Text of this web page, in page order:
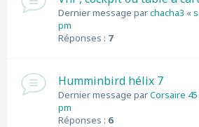
Dernier message parchacha3 «
pm
Réponses : 7
Humminbird hélix 7
Dernier message parCorsaire 45
pm
Réponses : 6